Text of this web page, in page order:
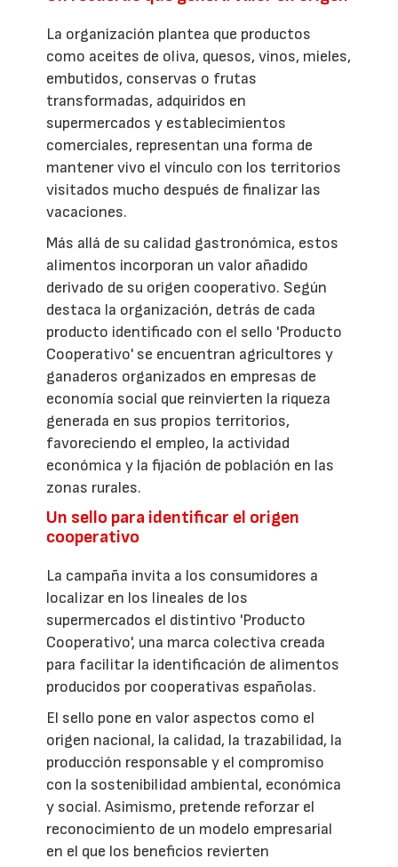
La organización plantea que productos
como aceites de oliva, quesos, vinos, mieles,
embutidos, conservas o frutas
transformadas, adquiridos en
supermercados y establecimientos
comerciales, representan una forma de
mantener vivo el vínculo con los territorios
visitados mucho después de finalizar las
vacaciones.
Más allá de su calidad gastronómica, estos
alimentos incorporan un valor añadido
derivado de su origen cooperativo. Según
destaca la organización, detrás de cada
producto identificado con el sello 'Producto
Cooperativo' se encuentran agricultores y
ganaderos organizados en empresas de
economía social que reinvierten la riqueza
generada en sus propios territorios,
favoreciendo el empleo, la actividad
económica y la fijación de población en las
zonas rurales.
Un sello para identificar el origen
cooperativo
La campaña invita a los consumidores a
localizar en los lineales de los
supermercados el distintivo 'Producto
Cooperativo', una marca colectiva creada
para facilitar la identificación de alimentos
producidos por cooperativas españolas.
El sello pone en valor aspectos como el
origen nacional, la calidad, la trazabilidad, la
producción responsable y el compromiso
con la sostenibilidad ambiental, económica
y social. Asimismo, pretende reforzar el
reconocimiento de un modelo empresarial
en el que los beneficios revierten